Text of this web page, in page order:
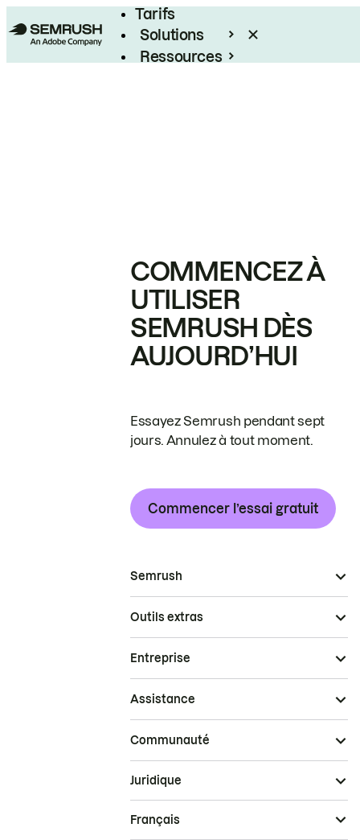
Tarifs
Solutions
Ressources
COMMENCEZ À
UTILISER
SEMRUSH DÈS
AUJOURD’HUI
Essayez Semrush pendant sept
jours. Annulez à tout moment.
Commencer l’essai gratuit
Semrush
Outils extras
Entreprise
Assistance
Communauté
Juridique
Français